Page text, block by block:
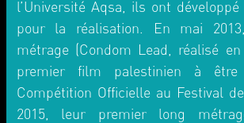
l’Université Aqsa, ils ont
pour la réalisation. En mai
métrage (Condom Lead, réalisé
premier film palestinien à
Compétition Officielle au Festival
2015, leur premier long